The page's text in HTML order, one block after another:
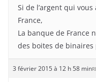
Si de l’argent qui
France,
La banque de France
des boites de
3 février 2015 à 12 h 58 min